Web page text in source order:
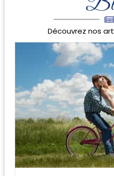
Découvrez nos